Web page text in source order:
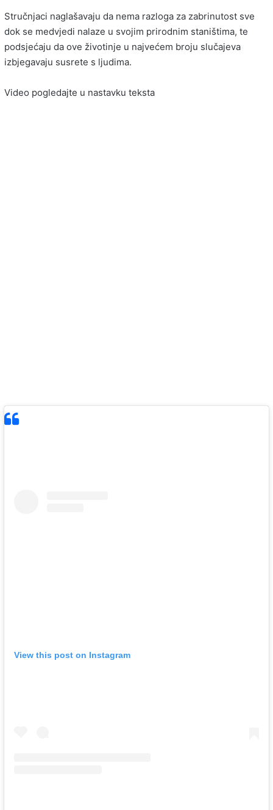
Stručnjaci naglašavaju da nema razloga za zabrinutost sve
dok se medvjedi nalaze u svojim prirodnim staništima, te
podsjećaju da ove životinje u najvećem broju slučajeva
izbjegavaju susrete s ljudima.
Video pogledajte u nastavku teksta
View this post on Instagram